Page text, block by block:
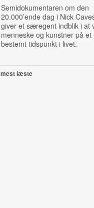
Semidokumentaren om den
20.000’ende dag i Nick
giver et særegent indblik i at
menneske og kunstner på et
bestemt tidspunkt i livet.
mest læste